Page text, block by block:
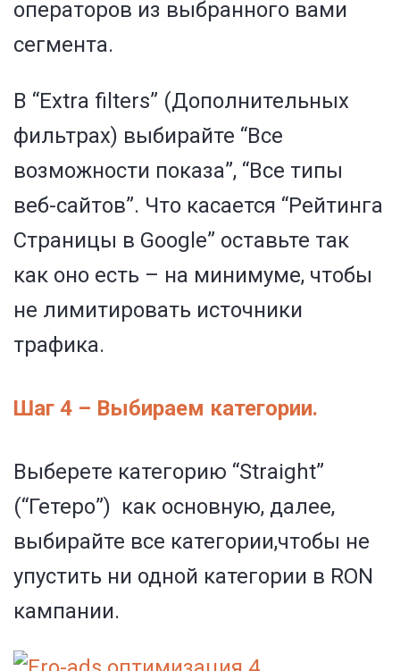
операторов из выбранного вами
сегмента.
В “Extra filters” (Дополнительных
фильтрах) выбирайте “Все
возможности показа”, “Все типы
веб-сайтов”. Что касается “Рейтинга
Страницы в Google” оставьте так
как оно есть – на минимуме, чтобы
не лимитировать источники
трафика.
Шаг 4 – Выбираем категории.
Выберете категорию “Straight”
(“Гетеро”) как основную, далее,
выбирайте все категории,чтобы не
упустить ни одной категории в RON
кампании.